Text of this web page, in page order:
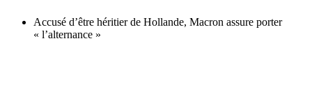
Accusé d’être héritier de Hollande, Macron assure porter
« l’alternance »